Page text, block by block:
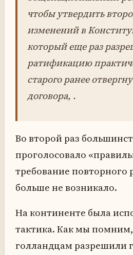
чтобы утвердить
изменений в
который еще раз
ратификацию
старого ранее
договора, .
Во второй раз
проголосовало
требование повторного
больше не возникало.
На континенте была
тактика. Как мы
голландцам разрешили